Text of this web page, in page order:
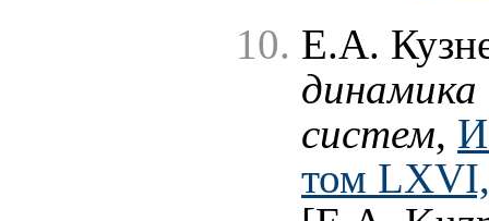
Е.А.
динамика
систем,
том